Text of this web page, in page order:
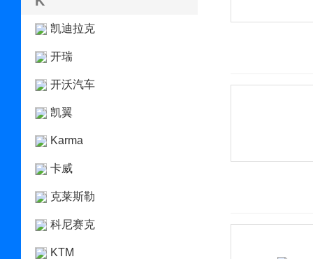
凯迪拉克
开瑞
开沃汽车
凯翼
Karma
卡威
克莱斯勒
科尼赛克
KTM